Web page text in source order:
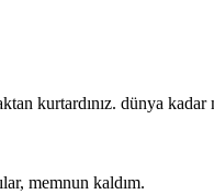
kurtardınız. dünya
memnun kaldım.